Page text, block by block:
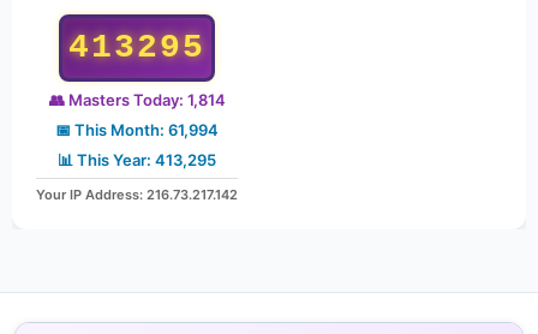
413295
👥 Masters Today: 1,814
📅 This Month: 61,994
📊 This Year: 413,295
Your IP Address: 216.73.217.142